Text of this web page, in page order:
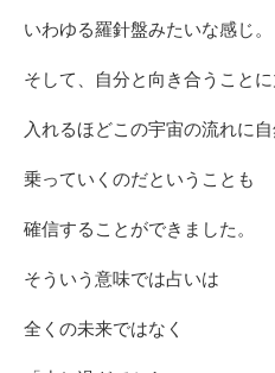
いわゆる羅針盤みたいな感じ。
そして、自分と向き合うこと
入れるほどこの宇宙の流れに自
乗っていくのだということも
確信することができました。
そういう意味では占いは
全くの未来ではなく